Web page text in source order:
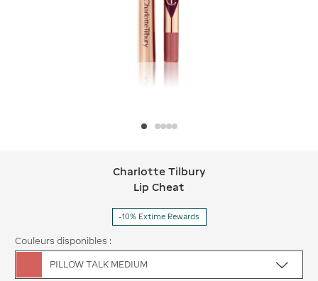
Charlotte Tilbury Lip Cheat
Charlotte Tilbury
Lip Cheat
-10% Extime Rewards
Couleurs disponibles :
PILLOW TALK MEDIUM